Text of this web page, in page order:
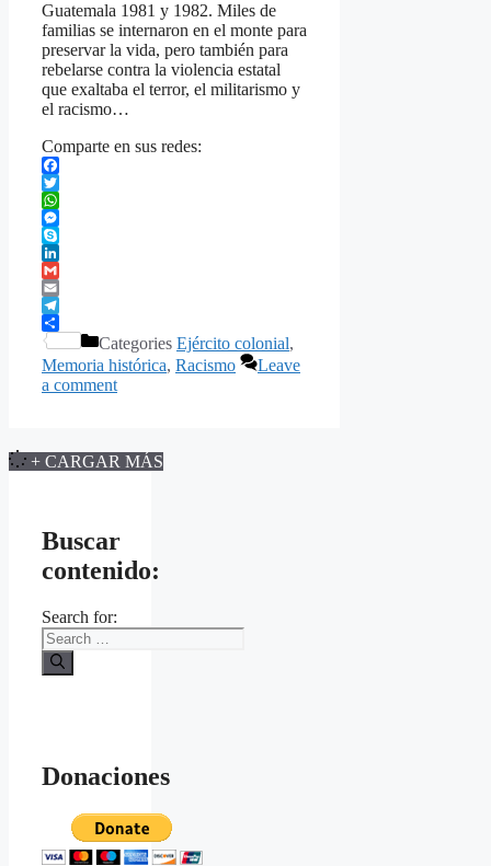
Guatemala 1981 y 1982. Miles de
familias se internaron en el monte para
preservar la vida, pero también para
rebelarse contra la violencia estatal
que exaltaba el terror, el militarismo y
el racismo…
Comparte en sus redes:
Facebook
Twitter
WhatsApp
Messenger
Skype
LinkedIn
Gmail
Email
Telegram
ShareCategories Ejército colonial,
Memoria histórica, Racismo
Leave
a comment
+ CARGAR MÁS
Buscar
contenido:
Search for:
Donaciones